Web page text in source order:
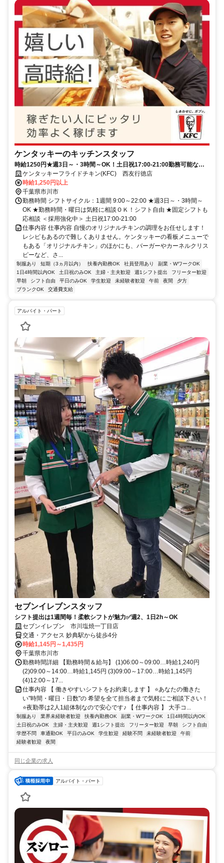
ケンタッキーのキッチンスタッフ
時給1250円★週3日～・3時間～OK！土日祝17:00-21:00勤務可能な方
大歓迎♪
ケンタッキーフライドチキン(KFC) 西友行徳店
時給1,250円以上
千葉県市川市
勤務時間 シフトサイクル：1週間 9:00～22:00 ★週3日～・3時間～
OK ★勤務時間・曜日は気軽に相談ＯＫ！シフト自由 ★固定シフトも
応相談 ＜採用強化中＞ 土日祝17:00-21:00
仕事内容 仕事内容 自慢のオリジナルチキンの調理をお任せします！
レシピもあるので難しくありません。ケンタッキーの看板メニューで
もある「オリジナルチキン」のほかにも、バーガーやカーネルクリス
ピーなど、さ...
制服あり 短期（3ヵ月以内） 扶養内勤務OK 社員登用あり
副業・WワークOK
1日4時間以内OK
土日祝のみOK 主婦・主夫歓迎 週1シフト提出
フリーター歓迎
早朝
シフト自由 平日のみOK 学生歓迎 未経験者歓迎 午前 夜間
夕方
ブランクOK
交通費支給
アルバイト・パート
セブンイレブンスタッフ
シフト提出は1週間毎！柔軟シフトが魅力✅週2、1日2h～OK
セブンイレブン 市川塩焼一丁目店
交通・アクセス 妙典駅から徒歩4分
時給1,145円～1,435円
千葉県市川市
勤務時間詳細 【勤務時間＆給与】 (1)06:00～09:00…時給1,240円
(2)09:00～14:00…時給1,145円 (3)09:00～17:00…時給1,145円
(4)12:00～17...
仕事内容 【 働きやすいシフトをお約束します 】 ⭐あなたの働きた
い"時間・曜日・日数"の 希望を全て担当者まで気軽にご相談下さい！
⭐夜勤帯は2人1組体制なので安心です♪ 【 仕事内容 】 大手コ...
制服あり 業界未経験者歓迎 扶養内勤務OK 副業・WワークOK
1日4時間以内OK
土日祝のみOK
主婦・主夫歓迎 週1シフト提出 フリーター歓迎 早朝
シフト自由
学歴不問
車通勤OK 平日のみOK 学生歓迎 経験不問 未経験者歓迎
午前
経験者歓迎
夜間
同じ企業の求人
アルバイト・パート